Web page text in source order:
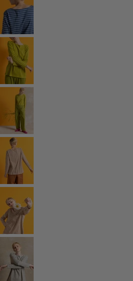
Lantlig inredning
Rolig inredning
Färgglad inredning
Blommig inredning
Natur
Bohemisk inredning
Skandinavisk inredning
Mysig inredning